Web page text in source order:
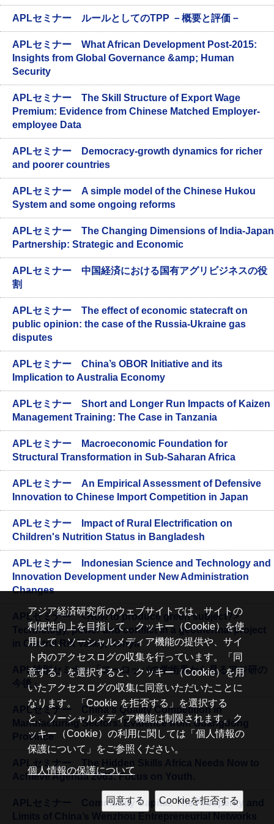
APLセミナー ルールとしてのTPP －概要と評価－
APLセミナー What African Development Post-2015:
Insights from Global Governance &amp; Human
Security
APLセミナー The Skill Structure of Export Wage
Premium: Evidence from Chinese Matched Employer-
employee Data
APLセミナー Democracy-growth dynamics for richer
and poorer countries
APLセミナー A simple model of the Chinese Hukou
System and some ongoing reforms
APLセミナー The Changing Dimensions of India-Japan
Partnership: Strategic and Economic
APLセミナー 中国経済における国有アグリビジネスの役
割
APLセミナー The effect of economic statecraft on
public opinion: the case of the Russia-Ukraine gas
disputes
APLセミナー China’s OBOR Initiative and its
Implication to Australia Economy
APLセミナー Short and Longer Run Impacts of Kaizen
Management Training: The Case in Tanzania
APLセミナー Macroeconomic Foundation for
Structural Transformation in Sub-Saharan Africa
APLセミナー An Empirical Assessment of Defensive
Innovation to Chinese Import Competition in Japan
APLセミナー Impact of Rural Electrification on
Children's Nutrition Status in Bangladesh
APLセミナー Indonesian Science and Technology and
Innovation Development under New Administration
Changes
APLセミナー <How to produce green subject?>
Technology, power and conflict in a geothermal project
in Central Rift Valley, Kenya
APL特別セミナー「ヨーロッパの学術界から見るアジ研の
今後」
APLセミナー China's Quality Competition in
Manufacturing Sectors: Evidence from Guangdong
Province
APLセミナー The Hidden Skills Africa Needs Now to
Achieve Agenda 2063: Focus on Youth.
APLセミナー Community Capital: The Prosperity and
Limits of China’s Wenzhou Entrepreneurial Networks
アジア経済研究所のウェブサイトでは、サイトの
利便性向上を目指して、クッキー（Cookie）を使
用して、ソーシャルメディア機能の提供や、サイ
ト内のアクセスログの収集を行っています。「同
意する」を選択すると、クッキー（Cookie）を用
いたアクセスログの収集に同意いただいたことに
なります。「Cookie を拒否する」を選択する
と、ソーシャルメディア機能は制限されます。ク
ッキー（Cookie）の利用に関しては「個人情報の
保護について」をご参照ください。
個人情報の保護について